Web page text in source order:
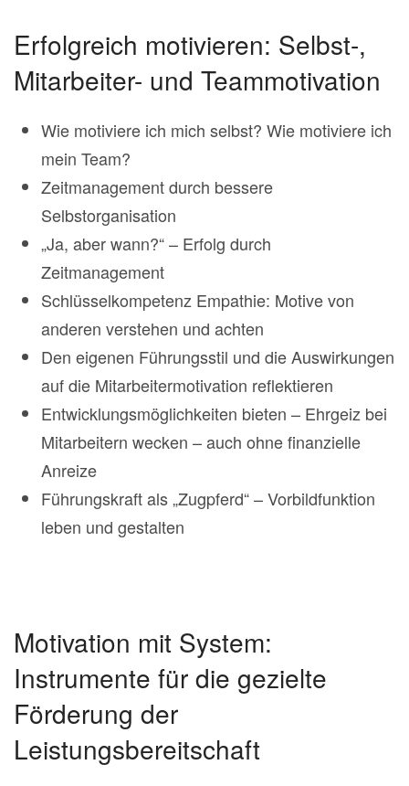
Erfolgreich motivieren: Selbst-,
Mitarbeiter- und Teammotivation
Wie motiviere ich mich selbst? Wie motiviere ich
mein Team?
Zeitmanagement durch bessere
Selbstorganisation
„Ja, aber wann?“ – Erfolg durch
Zeitmanagement
Schlüsselkompetenz Empathie: Motive von
anderen verstehen und achten
Den eigenen Führungsstil und die Auswirkungen
auf die Mitarbeitermotivation reflektieren
Entwicklungsmöglichkeiten bieten – Ehrgeiz bei
Mitarbeitern wecken – auch ohne finanzielle
Anreize
Führungskraft als „Zugpferd“ – Vorbildfunktion
leben und gestalten
Motivation mit System:
Instrumente für die gezielte
Förderung der
Leistungsbereitschaft